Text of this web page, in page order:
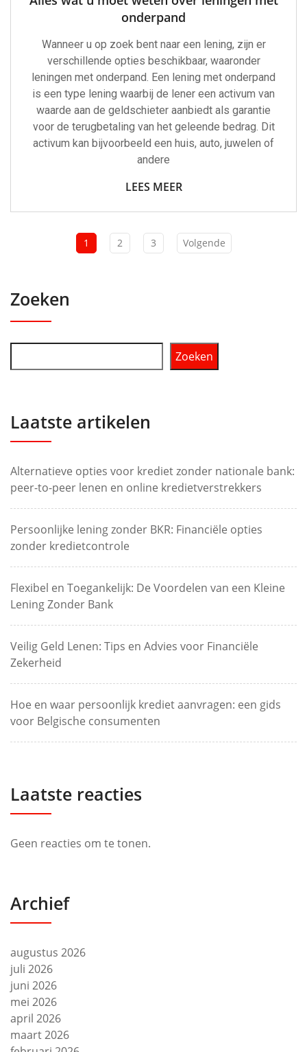
onderpand
Wanneer u op zoek bent naar een lening, zijn er
verschillende opties beschikbaar, waaronder
leningen met onderpand. Een lening met onderpand
is een type lening waarbij de lener een activum van
waarde aan de geldschieter aanbiedt als garantie
voor de terugbetaling van het geleende bedrag. Dit
activum kan bijvoorbeeld een huis, auto, juwelen of
andere
LEES MEER
1 2 3 Volgende
Zoeken
Zoeken
Laatste artikelen
Alternatieve opties voor krediet zonder nationale bank:
peer-to-peer lenen en online kredietverstrekkers
Persoonlijke lening zonder BKR: Financiële opties
zonder kredietcontrole
Flexibel en Toegankelijk: De Voordelen van een Kleine
Lening Zonder Bank
Veilig Geld Lenen: Tips en Advies voor Financiële
Zekerheid
Hoe en waar persoonlijk krediet aanvragen: een gids
voor Belgische consumenten
Laatste reacties
Geen reacties om te tonen.
Archief
augustus 2026
juli 2026
juni 2026
mei 2026
april 2026
maart 2026